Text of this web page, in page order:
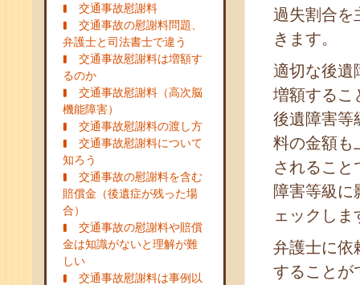
交通事故慰謝料
交通事故の慰謝料問題、
弁護士と司法書士で違う
交通事故慰謝料は増額す
るのか
交通事故慰謝料（高次脳
機能障害）
交通事故慰謝料の渡し方
交通事故慰謝料について
知ろう
交通事故の慰謝料を含む
賠償金（後遺症が残った場
合）
交通事故の慰謝料や賠償
金は知識がないと理解が難
しい
交通事故慰謝料は事例以
過失割合を
きます。
適切な後遺
増額するこ
後遺障害等
料の金額も
されること
障害等級に
ェックしま
弁護士に依
することが